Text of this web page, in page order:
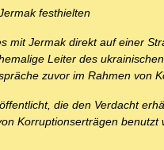
festhielten
mit Jermak direkt auf einer
Leiter des
zuvor im Rahmen von
die den Verdacht
Korruptionserträgen